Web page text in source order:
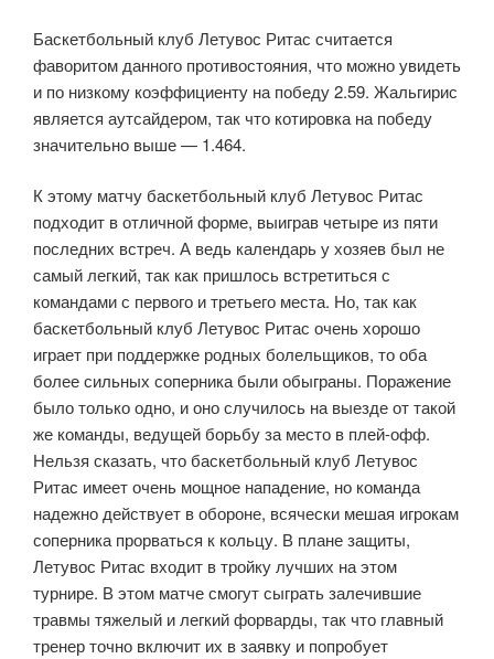
Баскетбольный клуб Летувос Ритас считается
фаворитом данного противостояния, что можно увидеть
и по низкому коэффициенту на победу 2.59. Жальгирис
является аутсайдером, так что котировка на победу
значительно выше — 1.464.
К этому матчу баскетбольный клуб Летувос Ритас
подходит в отличной форме, выиграв четыре из пяти
последних встреч. А ведь календарь у хозяев был не
самый легкий, так как пришлось встретиться с
командами с первого и третьего места. Но, так как
баскетбольный клуб Летувос Ритас очень хорошо
играет при поддержке родных болельщиков, то оба
более сильных соперника были обыграны. Поражение
было только одно, и оно случилось на выезде от такой
же команды, ведущей борьбу за место в плей-офф.
Нельзя сказать, что баскетбольный клуб Летувос
Ритас имеет очень мощное нападение, но команда
надежно действует в обороне, всячески мешая игрокам
соперника прорваться к кольцу. В плане защиты,
Летувос Ритас входит в тройку лучших на этом
турнире. В этом матче смогут сыграть залечившие
травмы тяжелый и легкий форварды, так что главный
тренер точно включит их в заявку и попробует